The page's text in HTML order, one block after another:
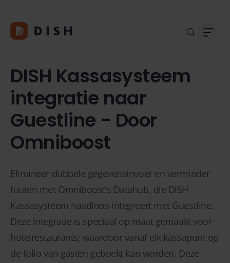
DISH Kassasysteem
integratie naar
Guestline - Door
Omniboost
Elimineer dubbele gegevensinvoer en verminder
fouten met Omniboost's Datahub, die DISH
Kassasysteem naadloos integreert met Guestline.
Deze integratie is speciaal op maat gemaakt voor
hotelrestaurants; waardoor vanaf elk kassapunt op
de folio van gasten geboekt kan worden. Deze